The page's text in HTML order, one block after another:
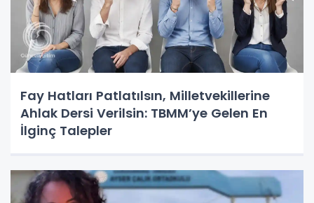
Fay Hatları Patlatılsın, Milletvekillerine
Ahlak Dersi Verilsin: TBMM’ye Gelen En
İlginç Talepler